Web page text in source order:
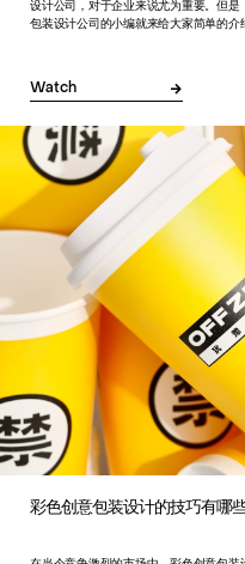
设计公司，对于企业来说尤为重要。但
包装设计公司的小编就来给大家简单的介
Watch
彩色创意包装设计的技巧有哪